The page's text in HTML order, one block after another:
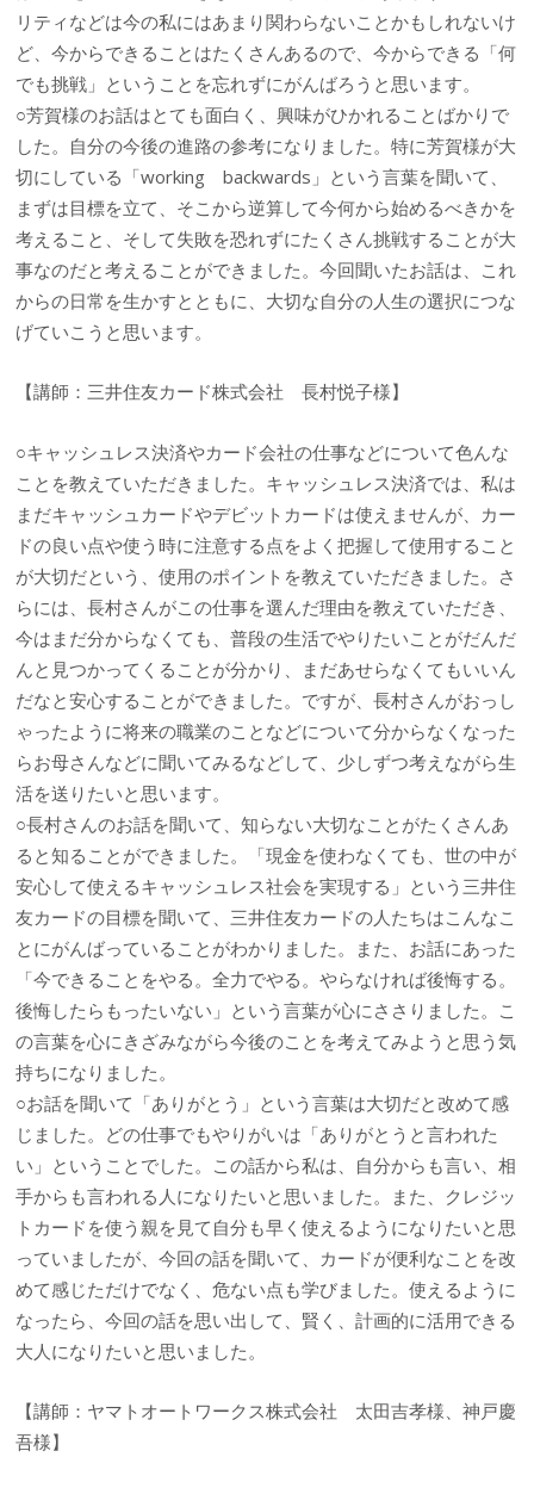
リティなどは今の私にはあまり関わらないことかもしれないけ
ど、今からできることはたくさんあるので、今からできる「何
でも挑戦」ということを忘れずにがんばろうと思います。
○芳賀様のお話はとても面白く、興味がひかれることばかりで
した。自分の今後の進路の参考になりました。特に芳賀様が大
切にしている「working backwards」という言葉を聞いて、
まずは目標を立て、そこから逆算して今何から始めるべきかを
考えること、そして失敗を恐れずにたくさん挑戦することが大
事なのだと考えることができました。今回聞いたお話は、これ
からの日常を生かすとともに、大切な自分の人生の選択につな
げていこうと思います。
【講師：三井住友カード株式会社 長村悦子様】
○キャッシュレス決済やカード会社の仕事などについて色んな
ことを教えていただきました。キャッシュレス決済では、私は
まだキャッシュカードやデビットカードは使えませんが、カー
ドの良い点や使う時に注意する点をよく把握して使用すること
が大切だという、使用のポイントを教えていただきました。さ
らには、長村さんがこの仕事を選んだ理由を教えていただき、
今はまだ分からなくても、普段の生活でやりたいことがだんだ
んと見つかってくることが分かり、まだあせらなくてもいいん
だなと安心することができました。ですが、長村さんがおっし
ゃったように将来の職業のことなどについて分からなくなった
らお母さんなどに聞いてみるなどして、少しずつ考えながら生
活を送りたいと思います。
○長村さんのお話を聞いて、知らない大切なことがたくさんあ
ると知ることができました。「現金を使わなくても、世の中が
安心して使えるキャッシュレス社会を実現する」という三井住
友カードの目標を聞いて、三井住友カードの人たちはこんなこ
とにがんばっていることがわかりました。また、お話にあった
「今できることをやる。全力でやる。やらなければ後悔する。
後悔したらもったいない」という言葉が心にささりました。こ
の言葉を心にきざみながら今後のことを考えてみようと思う気
持ちになりました。
○お話を聞いて「ありがとう」という言葉は大切だと改めて感
じました。どの仕事でもやりがいは「ありがとうと言われた
い」ということでした。この話から私は、自分からも言い、相
手からも言われる人になりたいと思いました。また、クレジッ
トカードを使う親を見て自分も早く使えるようになりたいと思
っていましたが、今回の話を聞いて、カードが便利なことを改
めて感じただけでなく、危ない点も学びました。使えるように
なったら、今回の話を思い出して、賢く、計画的に活用できる
大人になりたいと思いました。
【講師：ヤマトオートワークス株式会社 太田吉孝様、神戸慶
吾様】